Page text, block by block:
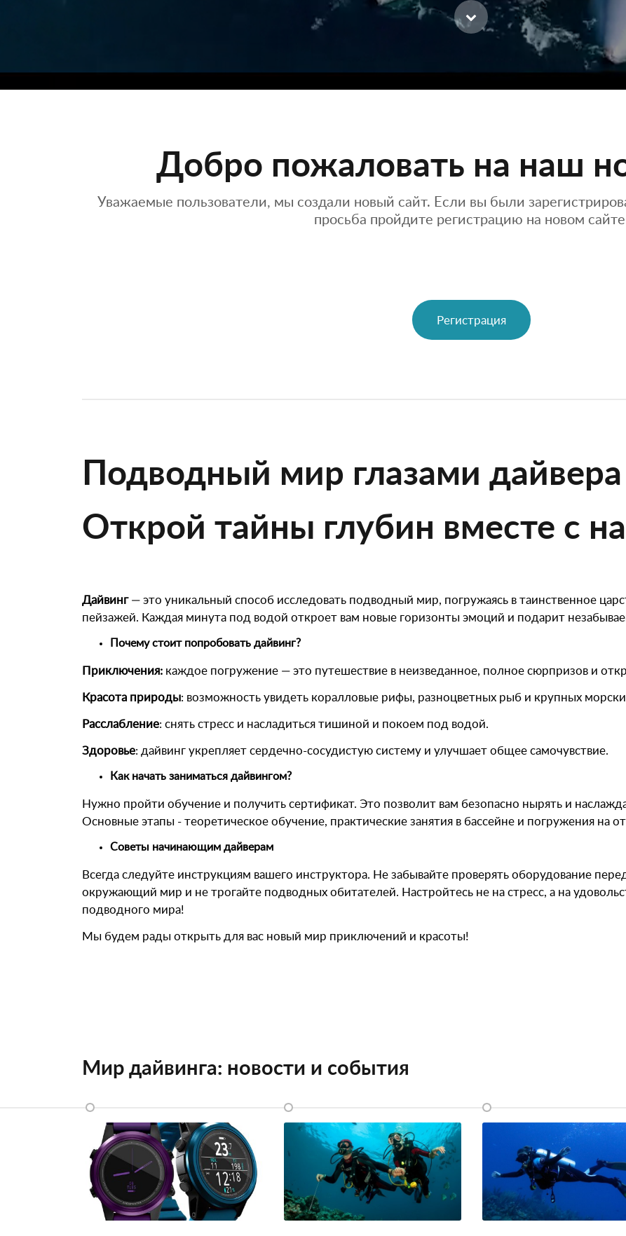
Добро пожаловать на наш
Уважаемые пользователи, мы создали новый сайт. Если вы были
просьба пройдите регистрацию на новом
Регистрация
Подводный мир глазами дайвера
Открой тайны глубин вместе с
Дайвинг — это уникальный способ исследовать подводный мир, погружаясь в таинственное
пейзажей. Каждая минута под водой откроет вам новые горизонты эмоций и подарит
Почему стоит попробовать дайвинг?
Приключения: каждое погружение — это путешествие в неизведанное, полное сюрпризов и
Красота природы: возможность увидеть коралловые рифы, разноцветных рыб и крупных
Расслабление: снять стресс и насладиться тишиной и покоем под водой.
Здоровье: дайвинг укрепляет сердечно-сосудистую систему и улучшает общее самочувствие.
Как начать заниматься дайвингом?
Нужно пройти обучение и получить сертификат. Это позволит вам безопасно нырять и
Основные этапы - теоретическое обучение, практические занятия в бассейне и погружения на
Советы начинающим дайверам
Всегда следуйте инструкциям вашего инструктора. Не забывайте проверять оборудование
окружающий мир и не трогайте подводных обитателей. Настройтесь не на стресс, а на
подводного мира!
Мы будем рады открыть для вас новый мир приключений и красоты!
Мир дайвинга: новости и события